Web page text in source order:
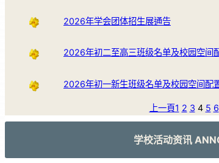
2026年学会团体招生展通告
2026年初二至高三班级名单及校园空间
2026年初一新生班级名单及校园空间配
上一頁1 2 3 4 5 6
学校活动资讯